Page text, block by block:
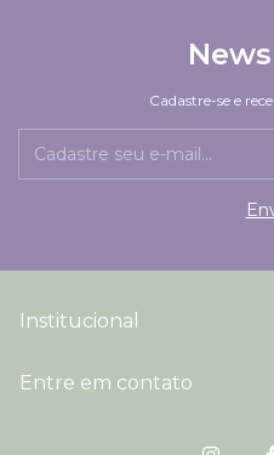
Cadastre-se e
Institucional
Entre em contato